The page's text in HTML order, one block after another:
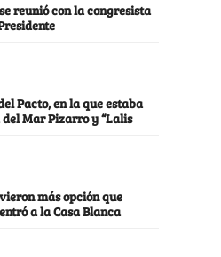
reunió con la congresista
Pacto, en la que estaba
Mar Pizarro y “Lalis
más opción que
a la Casa Blanca